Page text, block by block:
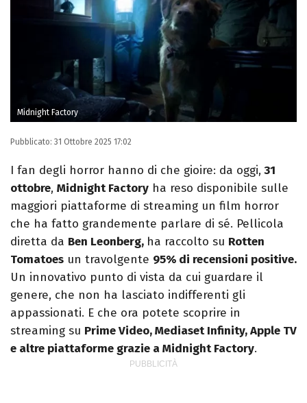
musicista nel tempo libero.
Midnight Factory
Pubblicato: 31 Ottobre 2025 17:02
I fan degli horror hanno di che gioire: da oggi, 31
ottobre, Midnight Factory ha reso disponibile sulle
maggiori piattaforme di streaming un film horror
che ha fatto grandemente parlare di sé. Pellicola
diretta da Ben Leonberg, ha raccolto su Rotten
Tomatoes un travolgente 95% di recensioni positive.
Un innovativo punto di vista da cui guardare il
genere, che non ha lasciato indifferenti gli
appassionati. E che ora potete scoprire in
streaming su Prime Video, Mediaset Infinity, Apple TV
e altre piattaforme grazie a Midnight Factory.